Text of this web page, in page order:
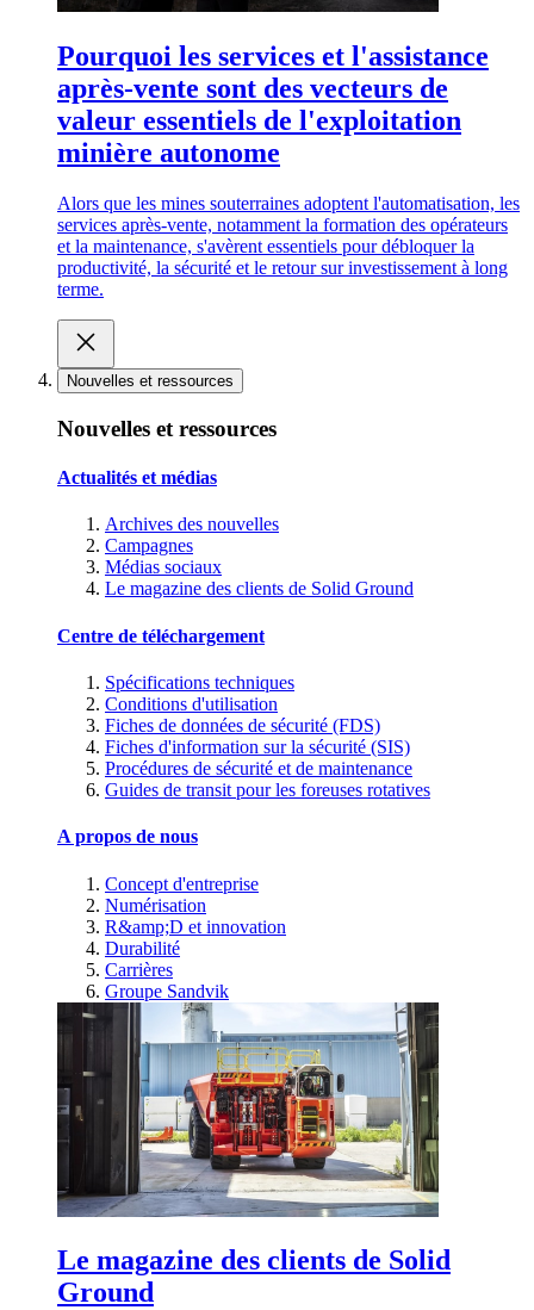
Pourquoi les services et l'assistance
après-vente sont des vecteurs de
valeur essentiels de l'exploitation
minière autonome
Alors que les mines souterraines adoptent l'automatisation, les
services après-vente, notamment la formation des opérateurs
et la maintenance, s'avèrent essentiels pour débloquer la
productivité, la sécurité et le retour sur investissement à long
terme.
Nouvelles et ressources
Nouvelles et ressources
Actualités et médias
Archives des nouvelles
Campagnes
Médias sociaux
Le magazine des clients de Solid Ground
Centre de téléchargement
Spécifications techniques
Conditions d'utilisation
Fiches de données de sécurité (FDS)
Fiches d'information sur la sécurité (SIS)
Procédures de sécurité et de maintenance
Guides de transit pour les foreuses rotatives
A propos de nous
Concept d'entreprise
Numérisation
R&amp;D et innovation
Durabilité
Carrières
Groupe Sandvik
Le magazine des clients de Solid
Ground